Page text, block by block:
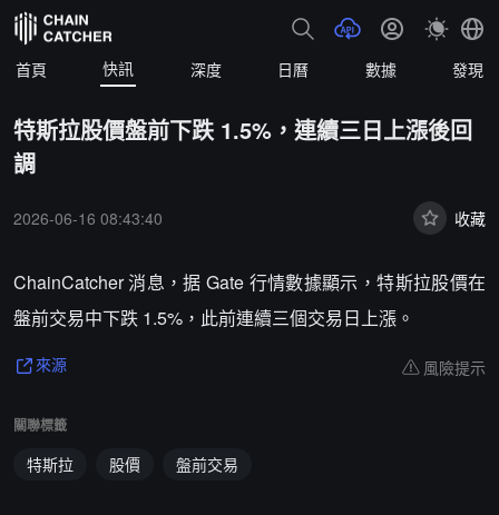
首頁 快訊 深度 日曆 數據 發現
特斯拉股價盤前下跌 1.5%，連續三日上漲後回
調
2026-06-16 08:43:40 收藏
ChainCatcher 消息，据 Gate 行情數據顯示，特斯拉股價在
盤前交易中下跌 1.5%，此前連續三個交易日上漲。
來源 風險提示
關聯標籤
特斯拉 股價 盤前交易